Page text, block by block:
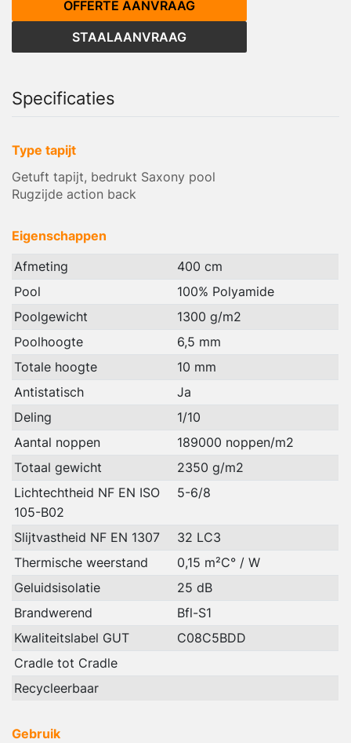
OFFERTE AANVRAAG
STAALAANVRAAG
Specificaties
Type tapijt
Getuft tapijt, bedrukt Saxony pool
Rugzijde action back
Eigenschappen
Afmeting
400 cm
Pool
100% Polyamide
Poolgewicht
1300 g/m2
Poolhoogte
6,5 mm
Totale hoogte
10 mm
Antistatisch
Ja
Deling
1/10
Aantal noppen
189000 noppen/m2
Totaal gewicht
2350 g/m2
Lichtechtheid NF EN ISO
105-B02
5-6/8
Slijtvastheid NF EN 1307
32 LC3
Thermische weerstand
0,15 m²C° / W
Geluidsisolatie
25 dB
Brandwerend
Bfl-S1
Kwaliteitslabel GUT
C08C5BDD
Cradle tot Cradle
Recycleerbaar
Gebruik